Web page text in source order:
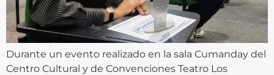
Durante un evento realizado en la sala Cumanday del
Centro Cultural y de Convenciones Teatro Los